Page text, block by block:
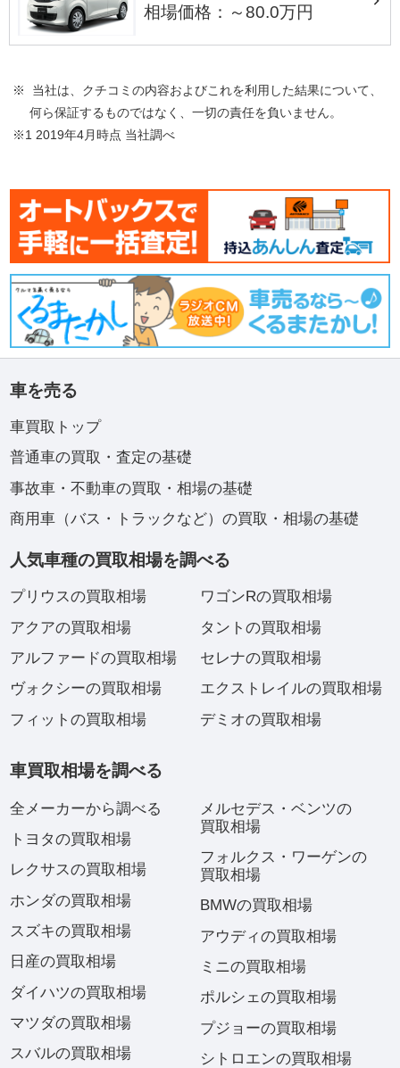
相場価格：～80.0万円
※ 当社は、クチコミの内容およびこれを利用した結果について、
何ら保証するものではなく、一切の責任を負いません。
※1 2019年4月時点 当社調べ
車を売る
車買取トップ
普通車の買取・査定の基礎
事故車・不動車の買取・相場の基礎
商用車（バス・トラックなど）の買取・相場の基礎
人気車種の買取相場を調べる
プリウスの買取相場
アクアの買取相場
アルファードの買取相場
ヴォクシーの買取相場
フィットの買取相場
ワゴンRの買取相場
タントの買取相場
セレナの買取相場
エクストレイルの買取相場
デミオの買取相場
車買取相場を調べる
全メーカーから調べる
トヨタの買取相場
レクサスの買取相場
ホンダの買取相場
スズキの買取相場
日産の買取相場
ダイハツの買取相場
マツダの買取相場
スバルの買取相場
メルセデス・ベンツの
買取相場
フォルクス・ワーゲンの
買取相場
BMWの買取相場
アウディの買取相場
ミニの買取相場
ポルシェの買取相場
プジョーの買取相場
シトロエンの買取相場